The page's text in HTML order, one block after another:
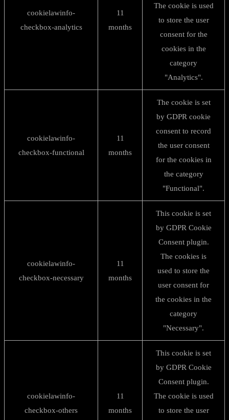
cookielawinfo-
checkbox-analytics
11
months
The cookie is used
to store the user
consent for the
cookies in the
category
"Analytics".
cookielawinfo-
checkbox-functional
11
months
The cookie is set
by GDPR cookie
consent to record
the user consent
for the cookies in
the category
"Functional".
cookielawinfo-
checkbox-necessary
11
months
This cookie is set
by GDPR Cookie
Consent plugin.
The cookies is
used to store the
user consent for
the cookies in the
category
"Necessary".
cookielawinfo-
checkbox-others
11
months
This cookie is set
by GDPR Cookie
Consent plugin.
The cookie is used
to store the user